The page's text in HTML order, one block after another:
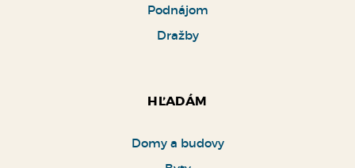
Podnájom
Dražby
HĽADÁM
Domy a budovy